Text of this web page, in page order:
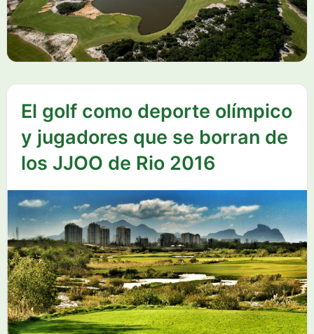
El golf como deporte olímpico
y jugadores que se borran de
los JJOO de Rio 2016